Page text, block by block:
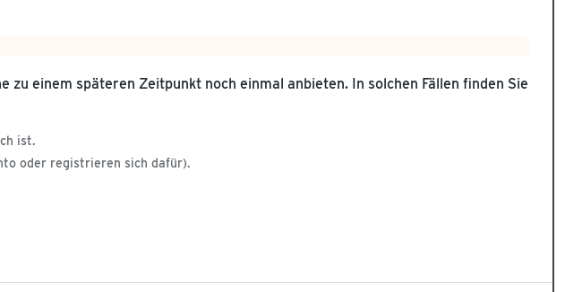
einem späteren Zeitpunkt noch einmal anbieten. In solchen Fällen finden Sie
ist.
oder registrieren sich dafür).